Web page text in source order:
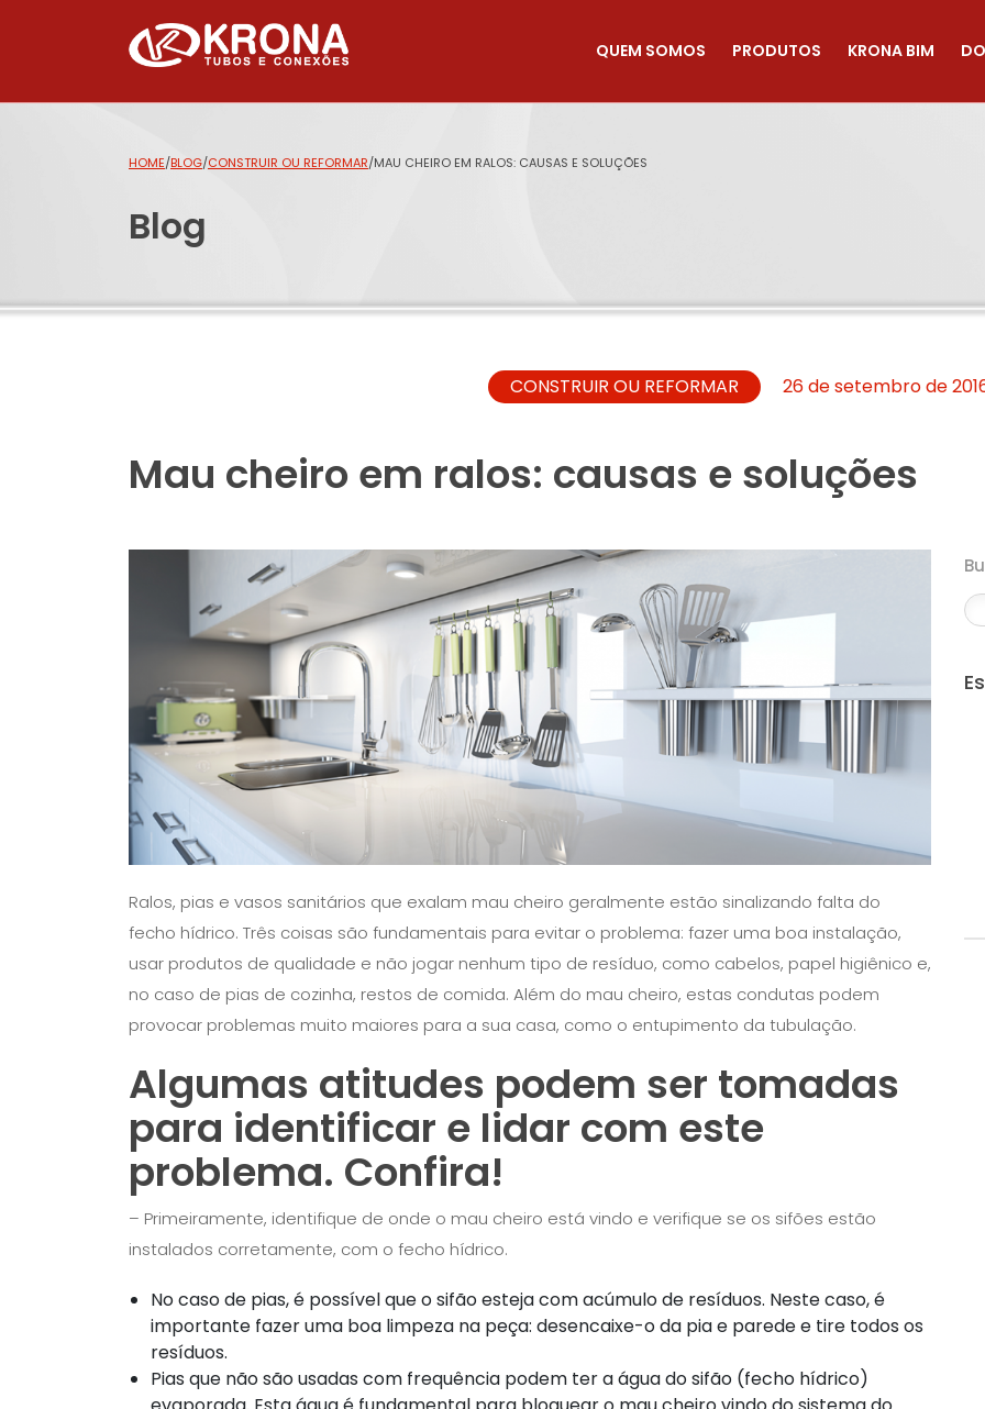
QUEM SOMOS PRODUTOS KRONA BIM
HOME/BLOG/CONSTRUIR OU REFORMAR/MAU CHEIRO EM RALOS: CAUSAS E SOLUÇÕES
Blog
CONSTRUIR OU REFORMAR 26 de setembro de
Mau cheiro em ralos: causas e soluções
Ralos, pias e vasos sanitários que exalam mau cheiro geralmente estão sinalizando falta do
fecho hídrico. Três coisas são fundamentais para evitar o problema: fazer uma boa instalação,
usar produtos de qualidade e não jogar nenhum tipo de resíduo, como cabelos, papel higiênico e,
no caso de pias de cozinha, restos de comida. Além do mau cheiro, estas condutas podem
provocar problemas muito maiores para a sua casa, como o entupimento da tubulação.
Algumas atitudes podem ser tomadas
para identificar e lidar com este
problema. Confira!
– Primeiramente, identifique de onde o mau cheiro está vindo e verifique se os sifões estão
instalados corretamente, com o fecho hídrico.
No caso de pias, é possível que o sifão esteja com acúmulo de resíduos. Neste caso, é
importante fazer uma boa limpeza na peça: desencaixe-o da pia e parede e tire todos os
resíduos.
Pias que não são usadas com frequência podem ter a água do sifão (fecho hídrico)